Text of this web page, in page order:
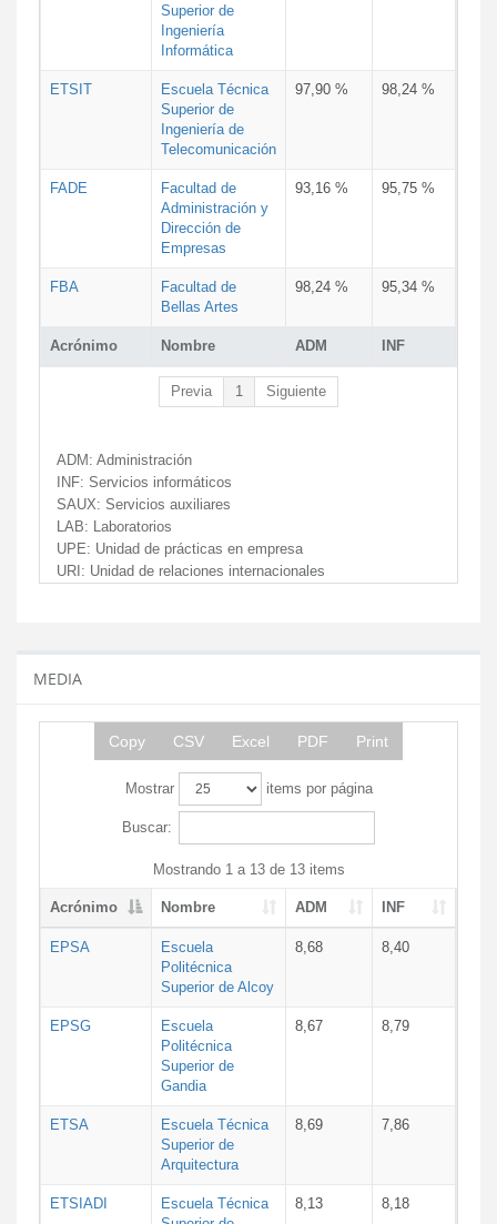
Acrónimo Nombre ADM INF
Superior de
Ingeniería
Informática
ETSIT
Escuela Técnica
Superior de
Ingeniería de
Telecomunicación
97,90 % 98,24 %
FADE
Facultad de
Administración y
Dirección de
Empresas
93,16 % 95,75 %
FBA
Facultad de
Bellas Artes
98,24 % 95,34 %
Previa 1 Siguiente
ADM: Administración
INF: Servicios informáticos
SAUX: Servicios auxiliares
LAB: Laboratorios
UPE: Unidad de prácticas en empresa
URI: Unidad de relaciones internacionales
MEDIA
Copy CSV Excel PDF Print
Mostrar items por página
Buscar:
Mostrando 1 a 13 de 13 items
Acrónimo Nombre ADM INF
EPSA
Escuela
Politécnica
Superior de Alcoy
8,68 8,40
EPSG
Escuela
Politécnica
Superior de
Gandia
8,67 8,79
ETSA
Escuela Técnica
Superior de
Arquitectura
8,69 7,86
ETSIADI
Escuela Técnica
8,13 8,18